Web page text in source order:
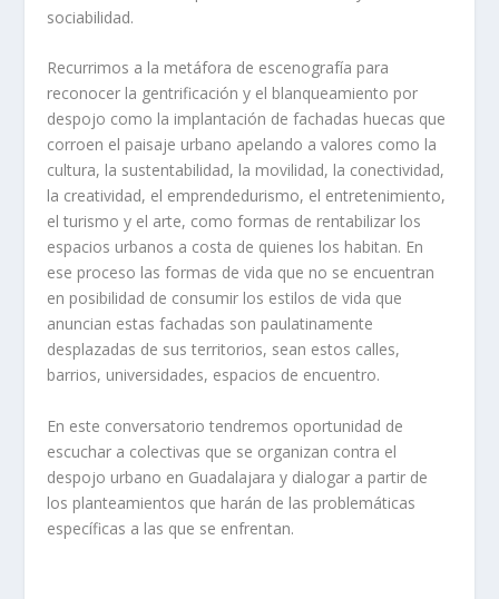
sociabilidad.
Recurrimos a la metáfora de escenografía para
reconocer la gentrificación y el blanqueamiento por
despojo como la implantación de fachadas huecas que
corroen el paisaje urbano apelando a valores como la
cultura, la sustentabilidad, la movilidad, la conectividad,
la creatividad, el emprendedurismo, el entretenimiento,
el turismo y el arte, como formas de rentabilizar los
espacios urbanos a costa de quienes los habitan. En
ese proceso las formas de vida que no se encuentran
en posibilidad de consumir los estilos de vida que
anuncian estas fachadas son paulatinamente
desplazadas de sus territorios, sean estos calles,
barrios, universidades, espacios de encuentro.
En este conversatorio tendremos oportunidad de
escuchar a colectivas que se organizan contra el
despojo urbano en Guadalajara y dialogar a partir de
los planteamientos que harán de las problemáticas
específicas a las que se enfrentan.